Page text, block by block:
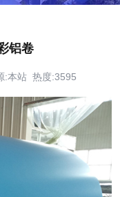
铝卷
:本站 热度:3595